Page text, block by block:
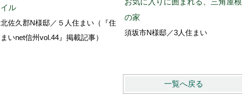
イル
北佐久郡N様邸／５人住まい（『住
まいnet信州vol.44』掲載記事）
お気に入りに囲まれる、三角屋根
の家
須坂市N様邸／3人住まい
一覧へ戻る